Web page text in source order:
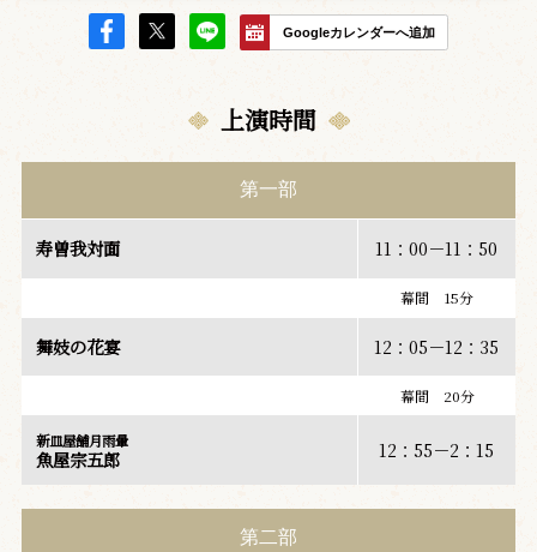
Googleカレンダーへ追加
上演時間
第一部
寿曽我対面 11：00－11：50
幕間 15分
舞妓の花宴 12：05－12：35
幕間 20分
新皿屋舗月雨暈
魚屋宗五郎 12：55－2：15
第二部